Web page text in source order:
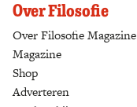
Over Filosofie
Over Filosofie Magazine
Magazine
Shop
Adverteren